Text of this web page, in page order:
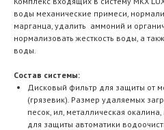
воды механические примеси,
марганца, удалить аммоний и
нормализовать жесткость воды, а
воды.
Состав системы:
Дисковый фильтр для защиты от
(грязевик). Размер удаляемых
песок, ил, металлическая
для защиты автоматики